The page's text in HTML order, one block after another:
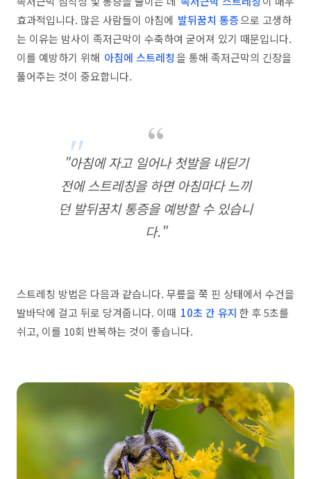
효과적입니다. 많은 사람들이 아침에 발뒤꿈치 통증으로 고생하
는 이유는 밤사이 족저근막이 수축하여 굳어져 있기 때문입니다.
이를 예방하기 위해 아침에 스트레칭을 통해 족저근막의 긴장을
풀어주는 것이 중요합니다.
"아침에 자고 일어나 첫발을 내딛기
전에 스트레칭을 하면 아침마다 느끼
던 발뒤꿈치 통증을 예방할 수 있습니
다."
스트레칭 방법은 다음과 같습니다. 무릎을 쭉 핀 상태에서 수건을
발바닥에 걸고 뒤로 당겨줍니다. 이때 10초 간 유지 한 후 5초를
쉬고, 이를 10회 반복하는 것이 좋습니다.